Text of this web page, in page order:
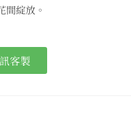
間綻放。
客製